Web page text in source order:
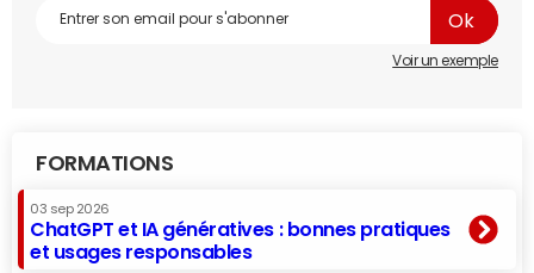
Voir un exemple
FORMATIONS
03 sep 2026
ChatGPT et IA génératives : bonnes pratiques
et usages responsables